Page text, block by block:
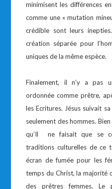
minimisent les différences
comme une « mutation
crédible sont leurs
création séparée pour
uniques de la même espèce.
Finalement, il n’y a pas
ordonnée comme prêtre,
les Ecritures. Jésus suivait
seulement des hommes.
qu’Il ne faisait que se
traditions culturelles de ce
écran de fumée pour les
temps du Christ, la majorité
des prêtres femmes. Le